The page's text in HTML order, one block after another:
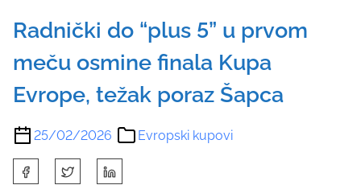
Radnički do “plus 5” u prvom
meču osmine finala Kupa
Evrope, težak poraz Šapca
25/02/2026 Evropski kupovi